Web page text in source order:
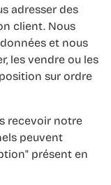
client. Nous
et nous
les vendre ou les
sur ordre
peuvent
présent en